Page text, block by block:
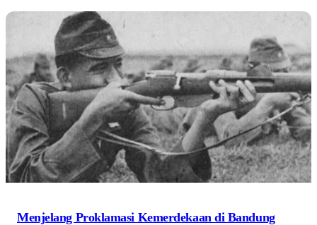
Menjelang Proklamasi Kemerdekaan di Bandung